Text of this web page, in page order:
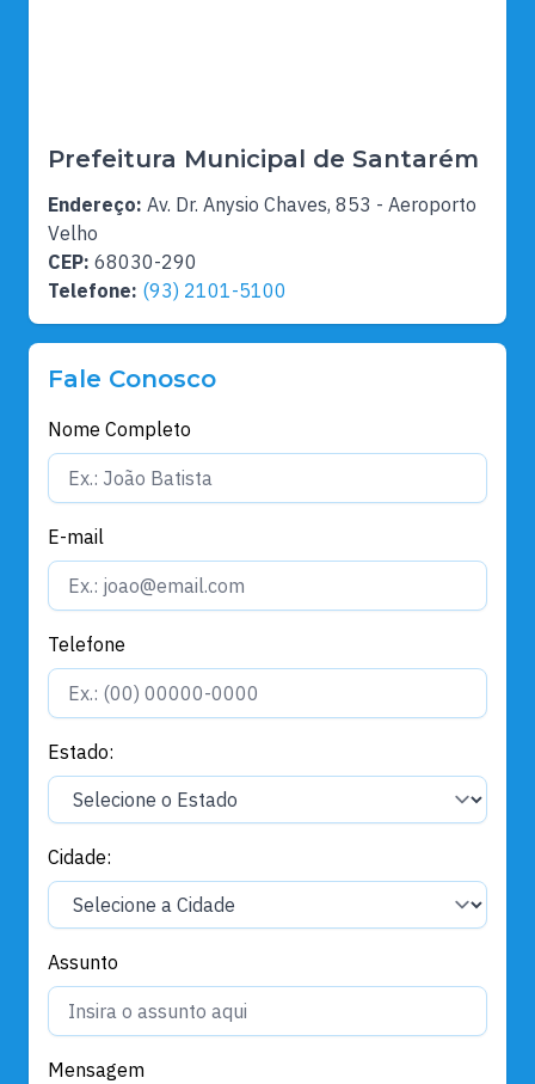
Prefeitura Municipal de Santarém
Endereço: Av. Dr. Anysio Chaves, 853 - Aeroporto
Velho
CEP: 68030-290
Telefone: (93) 2101-5100
Fale Conosco
Nome Completo
E-mail
Telefone
Estado:
Cidade:
Assunto
Mensagem